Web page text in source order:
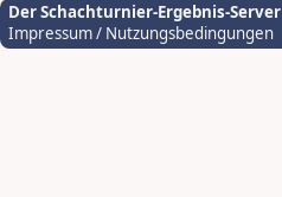
Der Schachturnier-Ergebnis-Server
Impressum / Nutzungsbedingungen